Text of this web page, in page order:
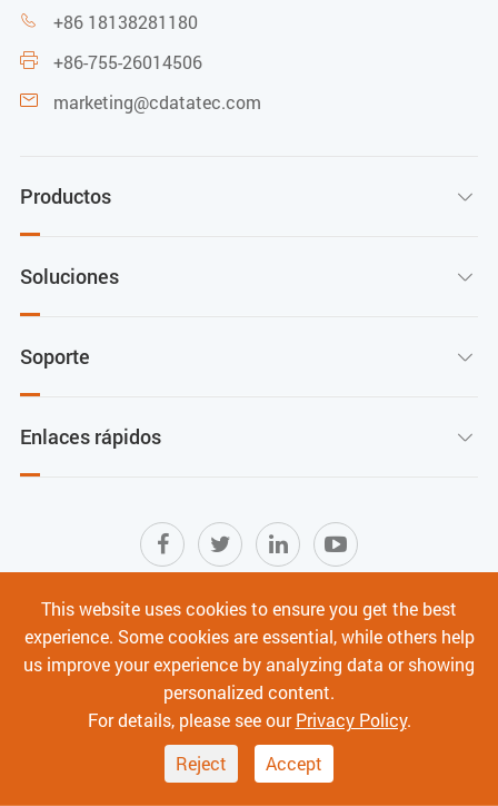
 +86 18138281180
 +86-755-26014506
 marketing@cdatatec.com
Productos 
Soluciones 
Soporte 
Enlaces rápidos 
Mapa del sitio | Términos de Uso
|
Política de privacidad
|
Ciberseguridad
Derechos de autor ©
Shenzhen C-Data Technology Co., Ltd.Todos los derechos
This website uses cookies to ensure you get the best
experience. Some cookies are essential, while others help
us improve your experience by analyzing data or showing
personalized content.
For details, please see ourPrivacy Policy.
Reject
Accept